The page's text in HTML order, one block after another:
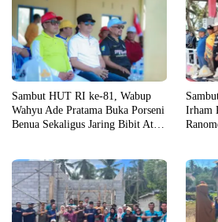
Sambut HUT RI ke-81, Wabup
Wahyu Ade Pratama Buka Porseni
Benua Sekaligus Jaring Bibit Atlet
Irham